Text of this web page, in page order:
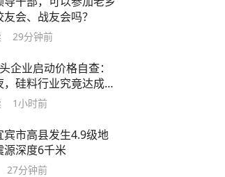
友会、战友会吗？
29分钟前
企业启动价格自查：
，硅料行业究竟达成了
1小时前
宾市高县发生4.9级地
源深度6千米
27分钟前